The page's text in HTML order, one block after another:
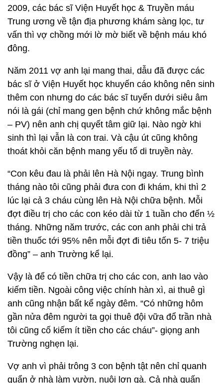
2009, các bác sĩ Viện Huyết học & Truyền máu
Trung ương về tận địa phương khám sàng lọc, tư
vấn thì vợ chồng mới lờ mờ biết về bệnh máu khó
đông.
Năm 2011 vợ anh lại mang thai, dẫu đã được các
bác sĩ ở Viện Huyết học khuyến cáo không nên sinh
thêm con nhưng do các bác sĩ tuyến dưới siêu âm
nói là gái (chỉ mang gen bệnh chứ không mắc bệnh
– PV) nên anh chị quyết tâm giữ lại. Nào ngờ khi
sinh thì lại vẫn là con trai. Và cậu út cũng không
thoát khỏi căn bệnh mang yếu tố di truyền này.
“Con kêu đau là phải lên Hà Nội ngay. Trung bình
tháng nào tôi cũng phải đưa con đi khám, khi thì 2
lúc lại cả 3 cháu cùng lên Hà Nội chữa bệnh. Mỗi
đợt điều trị cho các con kéo dài từ 1 tuần cho đến ½
tháng. Những năm trước, các con anh phải chi trả
tiền thuốc tới 95% nên mỗi đợt đi tiêu tốn 5- 7 triệu
đồng” – anh Trường kể lại.
Vậy là để có tiền chữa trị cho các con, anh lao vào
kiếm tiền. Ngoài công việc chính hàn xì, ai thuê gì
anh cũng nhận bất kể ngày đêm. “Có những hôm
gần nửa đêm người ta gọi thuê đội vữa đổ trần nhà
tôi cũng cố kiếm ít tiền cho các cháu”- giọng anh
Trường nghẹn lại.
Vợ anh vì phải trông 3 con bệnh tật nên chỉ quanh
quẩn ở nhà làm vườn, nuôi lợn gà. Cả nhà quấn